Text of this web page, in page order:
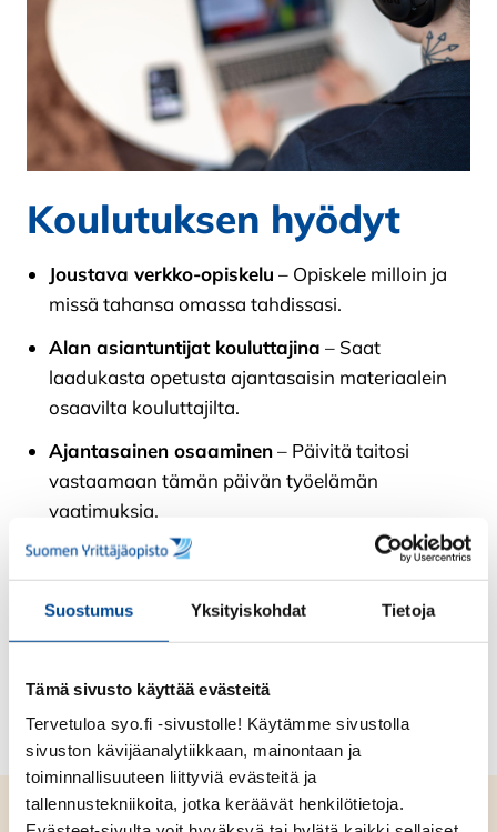
Suostumus Yksityiskohdat Tietoja
Tämä sivusto käyttää evästeitä
Tervetuloa syo.fi -sivustolle! Käytämme sivustolla
sivuston kävijäanalytiikkaan, mainontaan ja
toiminnallisuuteen liittyviä evästeitä ja
tallennustekniikoita, jotka keräävät henkilötietoja.
Koulutuksen hyödyt
Joustava verkko-opiskelu – Opiskele milloin ja
missä tahansa omassa tahdissasi.
Alan asiantuntijat kouluttajina – Saat
laadukasta opetusta ajantasaisin materiaalein
osaavilta kouluttajilta.
Ajantasainen osaaminen– Päivitä taitosi
vastaamaan tämän päivän työelämän
vaatimuksia.
Laadukkaat oppimateriaalit ja harjoitukset–
Teoriaa ja käytännön tehtäviä, joiden avulla
varmistat oppimisesi.
Opi nykypäivän työhön